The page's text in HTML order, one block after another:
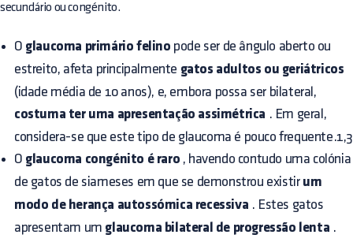
secundário ou congénito.
O glaucoma primário felino pode ser de ângulo aberto ou
estreito, afeta principalmente gatos adultos ou geriátricos
(idade média de 10 anos), e, embora possa ser bilateral,
costuma ter uma apresentação assimétrica . Em geral,
considera-se que este tipo de glaucoma é pouco frequente.1,3
O glaucoma congénito é raro , havendo contudo uma colónia
de gatos de siameses em que se demonstrou existir um
modo de herança autossómica recessiva . Estes gatos
apresentam um glaucoma bilateral de progressão lenta .